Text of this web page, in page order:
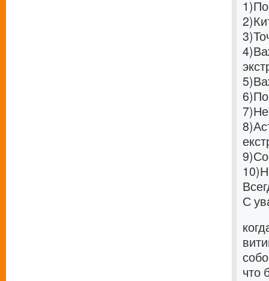
1)
2)
3)
4)
5)
6)
7)
8)
9)
10)
С
что